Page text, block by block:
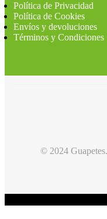
Política de Privacidad
Política de Cookies
Envíos y devoluciones
Términos y Condiciones
© 2024